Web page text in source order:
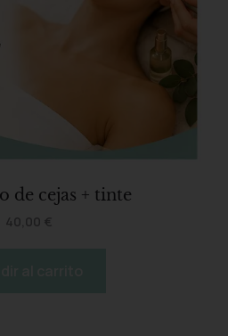
de cejas + tinte
40,00 €